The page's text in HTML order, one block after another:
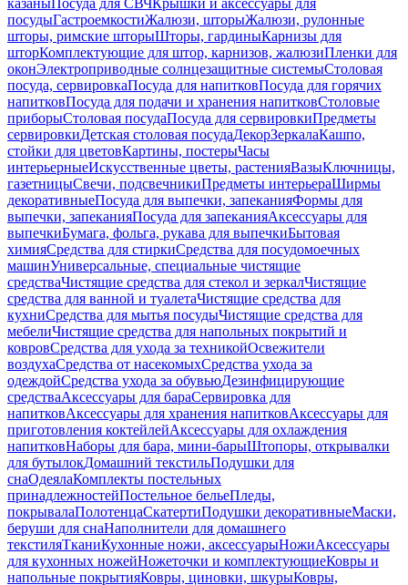
казаныПосуда для СВЧКрышки и аксессуары для
посудыГастроемкостиЖалюзи, шторыЖалюзи, рулонные
шторы, римские шторыШторы, гардиныКарнизы для
шторКомплектующие для штор, карнизов, жалюзиПленки для
оконЭлектроприводные солнцезащитные системыСтоловая
посуда, сервировкаПосуда для напитковПосуда для горячих
напитковПосуда для подачи и хранения напитковСтоловые
приборыСтоловая посудаПосуда для сервировкиПредметы
сервировкиДетская столовая посудаДекорЗеркалаКашпо,
стойки для цветовКартины, постерыЧасы
интерьерныеИскусственные цветы, растенияВазыКлючницы,
газетницыСвечи, подсвечникиПредметы интерьераШирмы
декоративныеПосуда для выпечки, запеканияФормы для
выпечки, запеканияПосуда для запеканияАксессуары для
выпечкиБумага, фольга, рукава для выпечкиБытовая
химияСредства для стиркиСредства для посудомоечных
машинУниверсальные, специальные чистящие
средстваЧистящие средства для стекол и зеркалЧистящие
средства для ванной и туалетаЧистящие средства для
кухниСредства для мытья посудыЧистящие средства для
мебелиЧистящие средства для напольных покрытий и
ковровСредства для ухода за техникойОсвежители
воздухаСредства от насекомыхСредства ухода за
одеждойСредства ухода за обувьюДезинфицирующие
средстваАксессуары для бараСервировка для
напитковАксессуары для хранения напитковАксессуары для
приготовления коктейлейАксессуары для охлаждения
напитковНаборы для бара, мини-барыШтопоры, открывалки
для бутылокДомашний текстильПодушки для
снаОдеялаКомплекты постельных
принадлежностейПостельное бельеПледы,
покрывалаПолотенцаСкатертиПодушки декоративныеМаски,
беруши для снаНаполнители для домашнего
текстиляТканиКухонные ножи, аксессуарыНожиАксессуары
для кухонных ножейНожеточки и комплектующиеКовры и
напольные покрытияКовры, циновки, шкурыКовры,